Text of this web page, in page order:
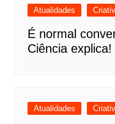
Atualidades
É normal
Ciência explica!
Atualidades